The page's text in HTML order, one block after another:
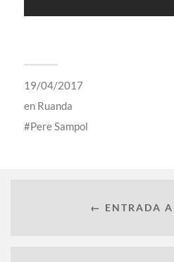
19/04/2017
en Ruanda
Pere Sampol
← ENTRADA